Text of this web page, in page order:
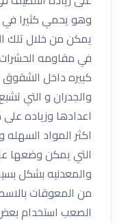
وهو يحمي كثيرا في
يمكن من خلال تلك
في مقاومه
كبيره داخل
والجدران و التي
اعدادها وزياده
اكثر المواد السهله
التي يمكن وضعها
والمعدنيه بشكل
من المعوقات
الصعب استخدام